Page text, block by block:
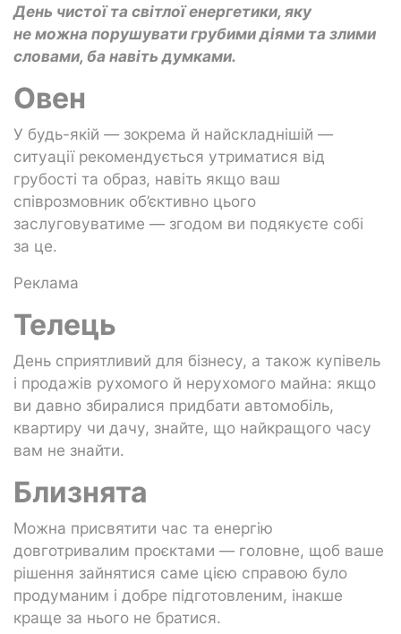
День чистої та світлої енергетики, яку
не можна порушувати грубими діями та злими
словами, ба навіть думками.
Овен
У будь-якій — зокрема й найскладнішій —
ситуації рекомендується утриматися від
грубості та образ, навіть якщо ваш
співрозмовник об’єктивно цього
заслуговуватиме — згодом ви подякуєте собі
за це.
Реклама
Телець
День сприятливий для бізнесу, а також купівель
і продажів рухомого й нерухомого майна: якщо
ви давно збиралися придбати автомобіль,
квартиру чи дачу, знайте, що найкращого часу
вам не знайти.
Близнята
Можна присвятити час та енергію
довготривалим проєктами — головне, щоб ваше
рішення зайнятися саме цією справою було
продуманим і добре підготовленим, інакше
краще за нього не братися.